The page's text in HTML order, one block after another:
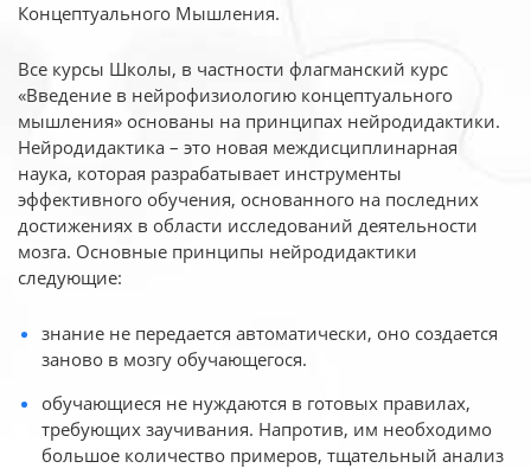
Концептуального Мышления.
Все курсы Школы, в частности флагманский курс
«Введение в нейрофизиологию концептуального
мышления» основаны на принципах нейродидактики.
Нейродидактика – это новая междисциплинарная
наука, которая разрабатывает инструменты
эффективного обучения, основанного на последних
достижениях в области исследований деятельности
мозга. Основные принципы нейродидактики
следующие:
знание не передается автоматически, оно создается
заново в мозгу обучающегося.
обучающиеся не нуждаются в готовых правилах,
требующих заучивания. Напротив, им необходимо
большое количество примеров, тщательный анализ